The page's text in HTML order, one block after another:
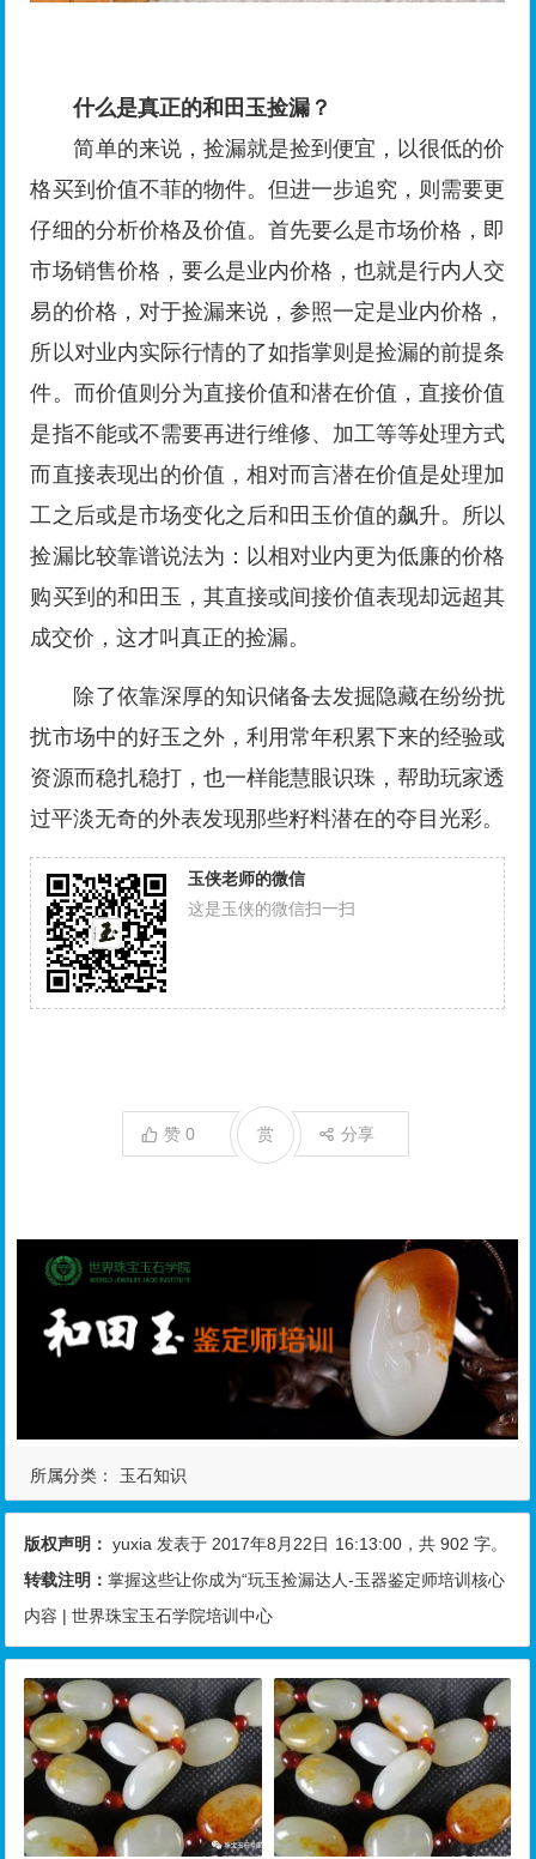
什么是真正的和田玉捡漏？
简单的来说，捡漏就是捡到便宜，以很低的价
格买到价值不菲的物件。但进一步追究，则需要更
仔细的分析价格及价值。首先要么是市场价格，即
市场销售价格，要么是业内价格，也就是行内人交
易的价格，对于捡漏来说，参照一定是业内价格，
所以对业内实际行情的了如指掌则是捡漏的前提条
件。而价值则分为直接价值和潜在价值，直接价值
是指不能或不需要再进行维修、加工等等处理方式
而直接表现出的价值，相对而言潜在价值是处理加
工之后或是市场变化之后和田玉价值的飙升。所以
捡漏比较靠谱说法为：以相对业内更为低廉的价格
购买到的和田玉，其直接或间接价值表现却远超其
成交价，这才叫真正的捡漏。
除了依靠深厚的知识储备去发掘隐藏在纷纷扰
扰市场中的好玉之外，利用常年积累下来的经验或
资源而稳扎稳打，也一样能慧眼识珠，帮助玩家透
过平淡无奇的外表发现那些籽料潜在的夺目光彩。
玉侠老师的微信
这是玉侠的微信扫一扫
赞0 分享
赏
所属分类： 玉石知识
版权声明： yuxia 发表于 2017年8月22日 16:13:00 ，共 902 字。
转载注明：掌握这些让你成为“玩玉捡漏达人-玉器鉴定师培训核心
内容 | 世界珠宝玉石学院培训中心